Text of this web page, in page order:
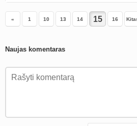
« 1 10 13 14 16
Naujas komentaras